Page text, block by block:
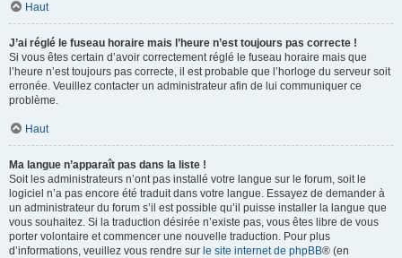
Haut
J’ai réglé le fuseau horaire mais l’heure n’est toujours pas correcte !
Si vous êtes certain d’avoir correctement réglé le fuseau horaire mais que
l’heure n’est toujours pas correcte, il est probable que l’horloge du serveur soit
erronée. Veuillez contacter un administrateur afin de lui communiquer ce
problème.
Haut
Ma langue n’apparaît pas dans la liste !
Soit les administrateurs n’ont pas installé votre langue sur le forum, soit le
logiciel n’a pas encore été traduit dans votre langue. Essayez de demander à
un administrateur du forum s’il est possible qu’il puisse installer la langue que
vous souhaitez. Si la traduction désirée n’existe pas, vous êtes libre de vous
porter volontaire et commencer une nouvelle traduction. Pour plus
d’informations, veuillez vous rendre sur le site internet de phpBB® (en